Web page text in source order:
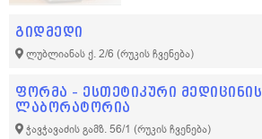
გიდმედი
ლუბლიანას ქ. 2/6 (რუკის ჩვენება)
ფორმა – ესთეტიკური მედიცინის
ლაბორატორია
ჭავჭავაძის გამზ. 56/1 (რუკის ჩვენება)